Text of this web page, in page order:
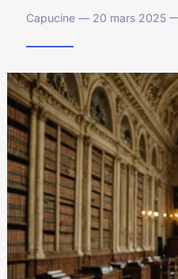
Capucine — 20 mars 2025